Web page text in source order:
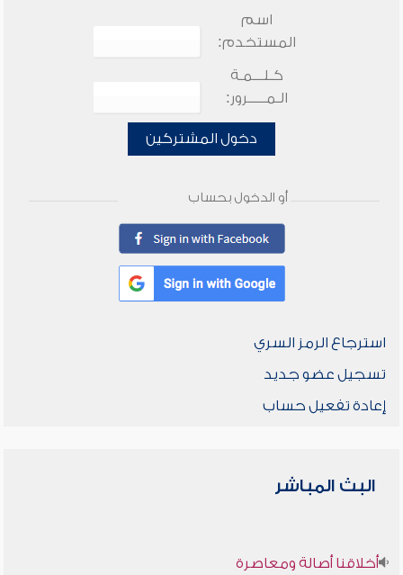
اسم
المستخدم:
كـلـــمـة
الـمـــــرور:
دخول المشتركين
أو الدخول بحساب
استرجاع الرمز السري
تسجيل عضو جديد
إعادة تفعيل حساب
البث المباشر
أخلاقنا أصالة ومعاصرة